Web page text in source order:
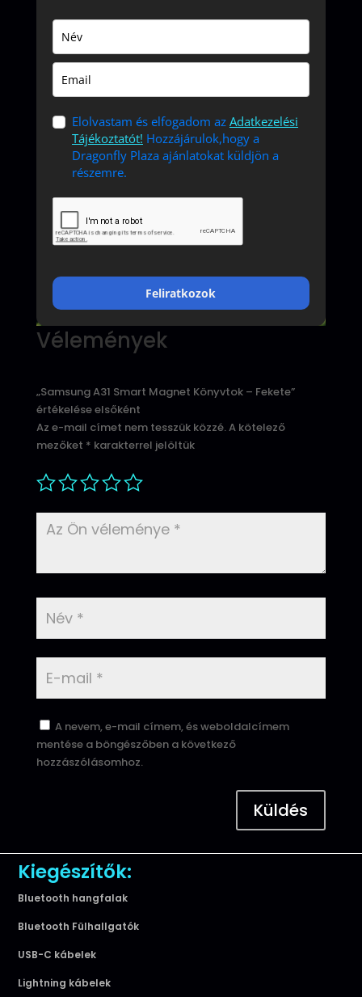
Elolvastam és elfogadom az Adatkezelési
Tájékoztatót! Hozzájárulok,hogy a
Dragonfly Plaza ajánlatokat küldjön a
részemre.
Feliratkozok
Vélemények
„Samsung A31 Smart Magnet Könyvtok – Fekete”
értékelése elsőként
Az e-mail címet nem tesszük közzé.A kötelező
mezőket * karakterrel jelöltük
A nevem, e-mail címem, és weboldalcímem
mentése a böngészőben a következő
hozzászólásomhoz.
Küldés
Kiegészítők:
Bluetooth hangfalak
Bluetooth Fülhallgatók
USB-C kábelek
Lightning kábelek